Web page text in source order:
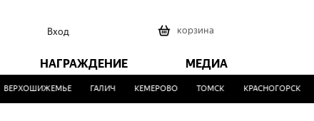
Вход корзина
НАГРАЖДЕНИЕ МЕДИА
ВЕРХОШИЖЕМЬЕ ГАЛИЧ КЕМЕРОВО ТОМСК КРАСНОГОРСК